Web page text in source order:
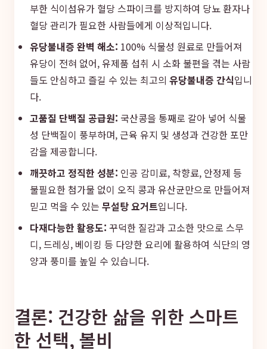
부한 식이섬유가 혈당 스파이크를 방지하여 당뇨 환자나
혈당 관리가 필요한 사람들에게 이상적입니다.
유당불내증 완벽 해소: 100% 식물성 원료로 만들어져
유당이 전혀 없어, 유제품 섭취 시 소화 불편을 겪는 사람
들도 안심하고 즐길 수 있는 최고의 유당불내증 간식입니
다.
고품질 단백질 공급원: 국산콩을 통째로 갈아 넣어 식물
성 단백질이 풍부하며, 근육 유지 및 생성과 건강한 포만
감을 제공합니다.
깨끗하고 정직한 성분: 인공 감미료, 착향료, 안정제 등
불필요한 첨가물 없이 오직 콩과 유산균만으로 만들어져
믿고 먹을 수 있는 무설탕 요거트입니다.
다재다능한 활용도: 꾸덕한 질감과 고소한 맛으로 스무
디, 드레싱, 베이킹 등 다양한 요리에 활용하여 식단의 영
양과 풍미를 높일 수 있습니다.
결론: 건강한 삶을 위한 스마트
한 선택, 볼비